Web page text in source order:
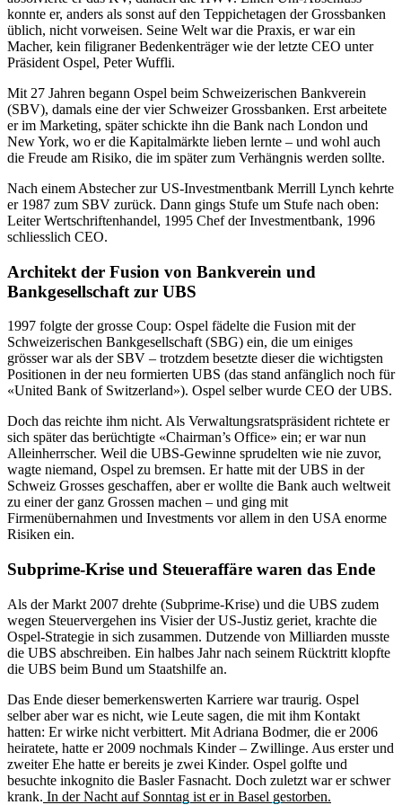
konnte er, anders als sonst auf den Teppichetagen der Grossbanken
üblich, nicht vorweisen. Seine Welt war die Praxis, er war ein
Macher, kein filigraner Bedenkenträger wie der letzte CEO unter
Präsident Ospel, Peter Wuffli.
Mit 27 Jahren begann Ospel beim Schweizerischen Bankverein
(SBV), damals eine der vier Schweizer Grossbanken. Erst arbeitete
er im Marketing, später schickte ihn die Bank nach London und
New York, wo er die Kapitalmärkte lieben lernte – und wohl auch
die Freude am Risiko, die im später zum Verhängnis werden sollte.
Nach einem Abstecher zur US-Investmentbank Merrill Lynch kehrte
er 1987 zum SBV zurück. Dann gings Stufe um Stufe nach oben:
Leiter Wertschriftenhandel, 1995 Chef der Investmentbank, 1996
schliesslich CEO.
Architekt der Fusion von Bankverein und
Bankgesellschaft zur UBS
1997 folgte der grosse Coup: Ospel fädelte die Fusion mit der
Schweizerischen Bankgesellschaft (SBG) ein, die um einiges
grösser war als der SBV – trotzdem besetzte dieser die wichtigsten
Positionen in der neu formierten UBS (das stand anfänglich noch für
«United Bank of Switzerland»). Ospel selber wurde CEO der UBS.
Doch das reichte ihm nicht. Als Verwaltungsratspräsident richtete er
sich später das berüchtigte «Chairman’s Office» ein; er war nun
Alleinherrscher. Weil die UBS-Gewinne sprudelten wie nie zuvor,
wagte niemand, Ospel zu bremsen. Er hatte mit der UBS in der
Schweiz Grosses geschaffen, aber er wollte die Bank auch weltweit
zu einer der ganz Grossen machen – und ging mit
Firmenübernahmen und Investments vor allem in den USA enorme
Risiken ein.
Subprime-Krise und Steueraffäre waren das Ende
Als der Markt 2007 drehte (Subprime-Krise) und die UBS zudem
wegen Steuervergehen ins Visier der US-Justiz geriet, krachte die
Ospel-Strategie in sich zusammen. Dutzende von Milliarden musste
die UBS abschreiben. Ein halbes Jahr nach seinem Rücktritt klopfte
die UBS beim Bund um Staatshilfe an.
Das Ende dieser bemerkenswerten Karriere war traurig. Ospel
selber aber war es nicht, wie Leute sagen, die mit ihm Kontakt
hatten: Er wirke nicht verbittert. Mit Adriana Bodmer, die er 2006
heiratete, hatte er 2009 nochmals Kinder – Zwillinge. Aus erster und
zweiter Ehe hatte er bereits je zwei Kinder. Ospel golfte und
besuchte inkognito die Basler Fasnacht. Doch zuletzt war er schwer
krank. In der Nacht auf Sonntag ist er in Basel gestorben.